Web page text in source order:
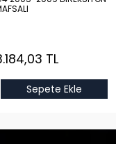
TL
Sepete Ekle